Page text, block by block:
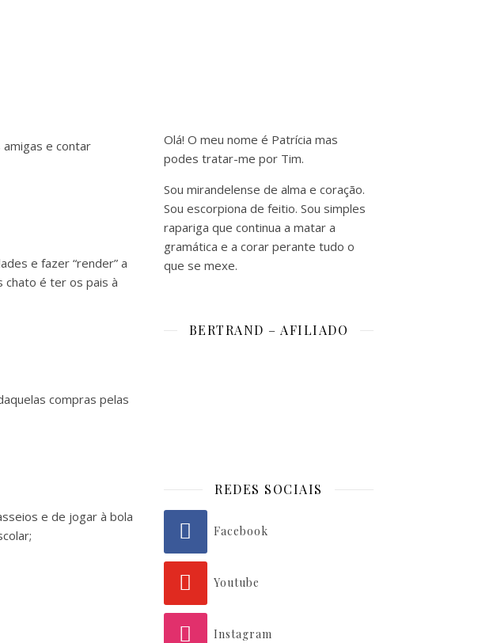
e contar
e fazer “render” a
chato é ter os pais à
compras pelas
e de jogar à bola
Olá! O meu nome é Patrícia mas
podes tratar-me por Tim.
Sou mirandelense de alma e coração.
Sou escorpiona de feitio. Sou simples
rapariga que continua a matar a
gramática e a corar perante tudo o
que se mexe.
BERTRAND – AFILIADO
REDES SOCIAIS
Facebook
Youtube
Instagram